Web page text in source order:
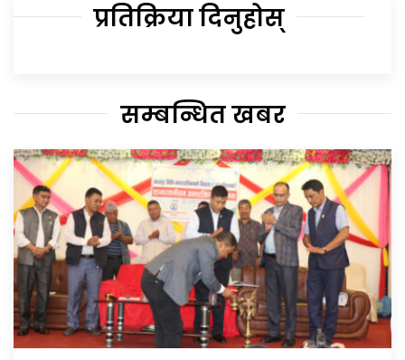
प्रतिक्रिया दिनुहोस्
सम्बन्धित खबर